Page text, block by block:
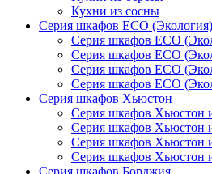
Кухни из сосны
Серия шкафов ECO (Экология)
Серия шкафов ECO
Серия шкафов ECO
Серия шкафов ECO
Серия шкафов ECO
Серия шкафов Хьюстон
Серия шкафов Хьюстон
Серия шкафов Хьюстон
Серия шкафов Хьюстон
Серия шкафов Хьюстон
Серия шкафов Борджия